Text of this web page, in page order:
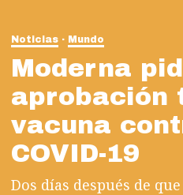
Noticias Mundo
Moderna
aprobación
vacuna
COVID-19
Dos días después de